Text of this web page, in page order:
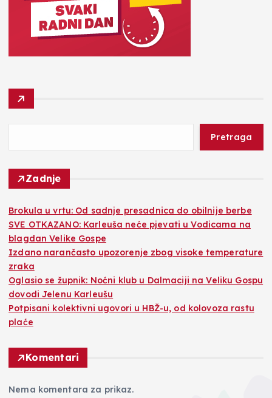
Pretraga
Zadnje
Brokula u vrtu: Od sadnje presadnica do obilnije berbe
SVE OTKAZANO: Karleuša neće pjevati u Vodicama na
blagdan Velike Gospe
Izdano narančasto upozorenje zbog visoke temperature
zraka
Oglasio se župnik: Noćni klub u Dalmaciji na Veliku Gospu
dovodi Jelenu Karleušu
Potpisani kolektivni ugovori u HBŽ-u, od kolovoza rastu
plaće
Komentari
Nema komentara za prikaz.